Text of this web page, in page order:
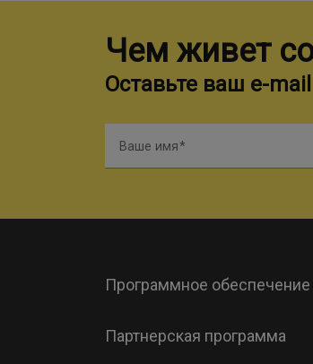
Чем живет
Оставьте ваш e-
Ваше имя
Программное обеспечение
Партнерская программа